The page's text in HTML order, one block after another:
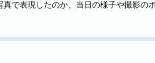
ロフィール 料理 ECサイト商品
ご利用いただけます。
で表現したのか、当日の様子や撮影の